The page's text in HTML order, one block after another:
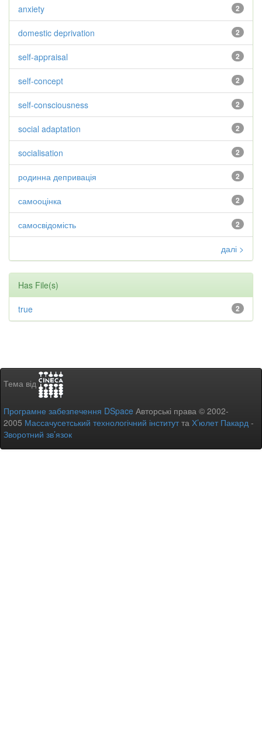
2
anxiety
2
domestic deprivation
2
self-appraisal
2
self-concept
2
self-consciousness
2
social adaptation
2
socialisation
2
родинна депривація
2
самооцінка
2
самосвідомість
далі >
Has File(s)
2
true
Тема від
Програмне забезпечення DSpace Авторські права © 2002-
2005 Массачусетський технологічний інститутта Х’юлет Пакард -
Зворотний зв’язок